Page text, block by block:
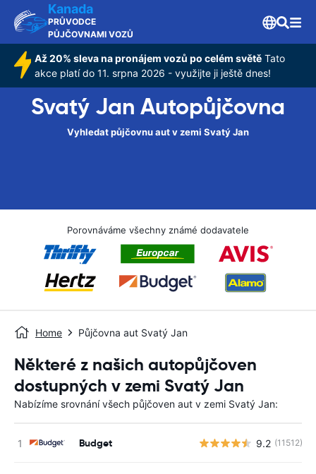
Kanada
PRŮVODCE
PŮJČOVNAMI VOZŮ
Až 20% sleva na pronájem vozů po celém světě Tato
akce platí do 11. srpna 2026 - využijte ji ještě dnes!
Svatý Jan Autopůjčovna
Vyhledat půjčovnu aut v zemi Svatý Jan
Porovnáváme všechny známé dodavatele
Home Půjčovna aut Svatý Jan
Některé z našich autopůjčoven
dostupných v zemi Svatý Jan
Nabízíme srovnání všech půjčoven aut v zemi Svatý Jan:
Budget 9.2 (11512)